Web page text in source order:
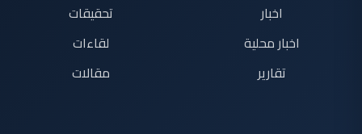
اخبار
اخبار محلية
تقارير
تحقيقات
لقاءات
مقالات